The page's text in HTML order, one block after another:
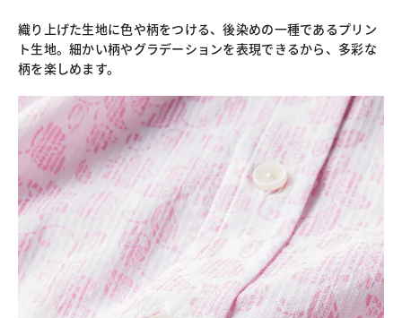
織り上げた生地に色や柄をつける、後染めの一種であるプリン
ト生地。細かい柄やグラデーションを表現できるから、多彩な
柄を楽しめます。